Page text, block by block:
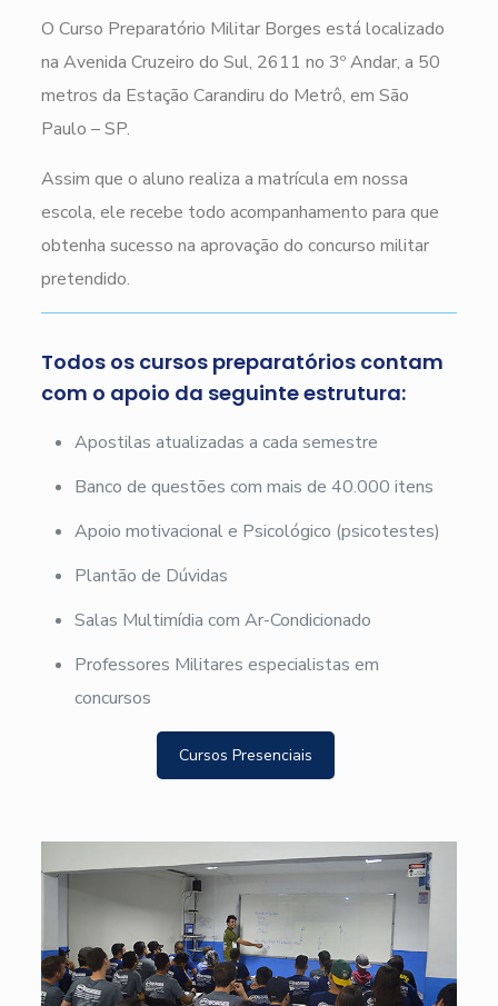
O Curso Preparatório Militar Borges está localizado
na Avenida Cruzeiro do Sul, 2611 no 3º Andar, a 50
metros da Estação Carandiru do Metrô, em São
Paulo – SP.
Assim que o aluno realiza a matrícula em nossa
escola, ele recebe todo acompanhamento para que
obtenha sucesso na aprovação do concurso militar
pretendido.
Todos os cursos preparatórios contam
com o apoio da seguinte estrutura:
Apostilas atualizadas a cada semestre
Banco de questões com mais de 40.000 itens
Apoio motivacional e Psicológico (psicotestes)
Plantão de Dúvidas
Salas Multimídia com Ar-Condicionado
Professores Militares especialistas em
concursos
Cursos Presenciais